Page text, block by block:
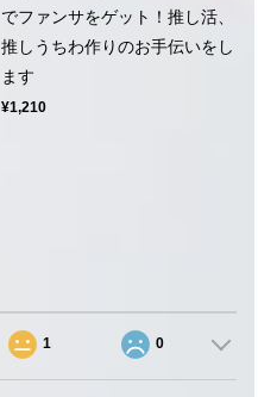
でファンサをゲット！推し活、
推しうちわ作りのお手伝いをし
ます
¥1,210
1 0